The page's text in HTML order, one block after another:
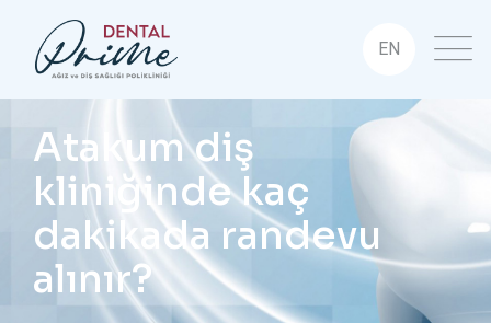
EN
Atakum diş
kliniğinde kaç
dakikada randevu
alınır?